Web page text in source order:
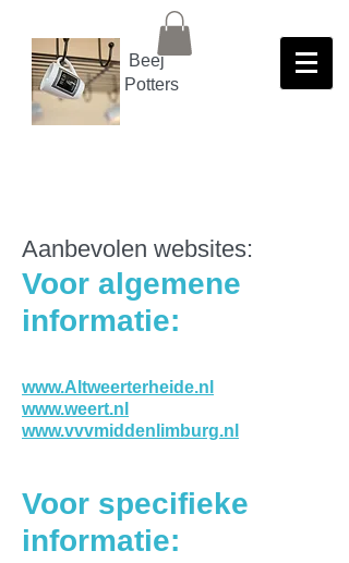
Beej
Potters
Aanbevolen websites:
Voor algemene
informatie:
www.Altweerterheide.nl
www.weert.nl
www.vvvmiddenlimburg.nl
Voor specifieke
informatie: